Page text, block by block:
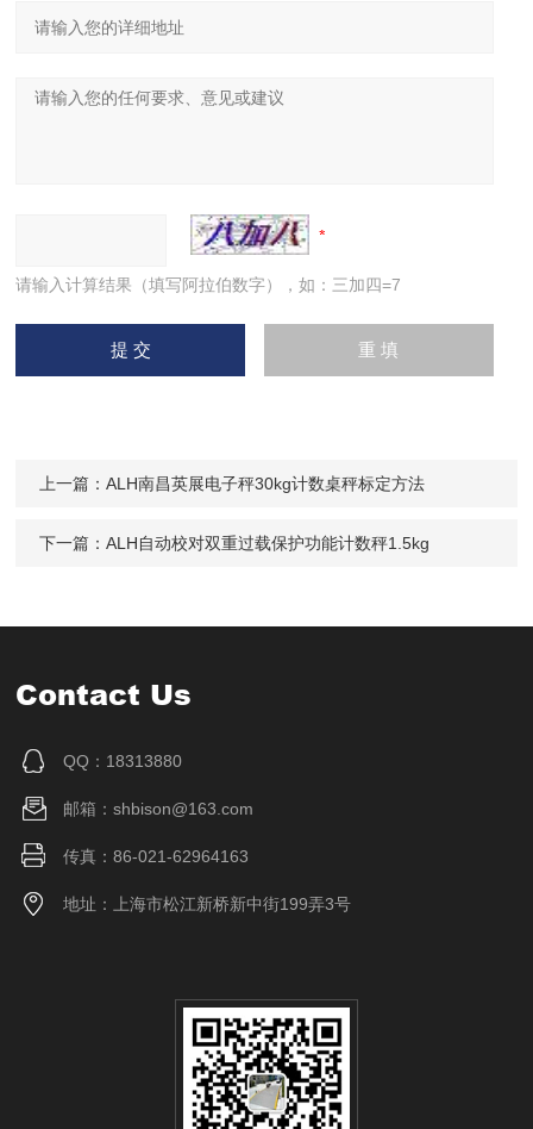
请输入计算结果（填写阿拉伯数字），如：三加四=7
上一篇：ALH南昌英展电子秤30kg计数桌秤标定方法
下一篇：ALH自动校对双重过载保护功能计数秤1.5kg
Contact Us
QQ：18313880
邮箱：shbison@163.com
传真：86-021-62964163
地址：上海市松江新桥新中街199弄3号